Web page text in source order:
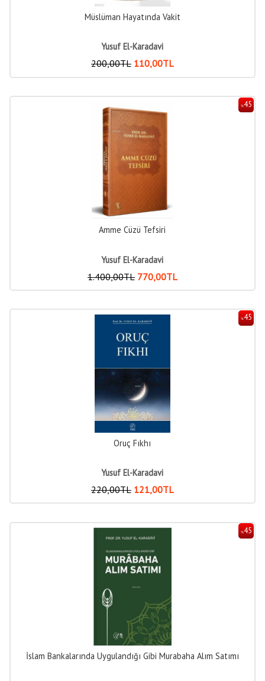
Müslüman Hayatında Vakit
Yusuf El-Karadavi
200,00TL 110,00TL
%45
Amme Cüzü Tefsiri
Yusuf El-Karadavi
1.400,00TL 770,00TL
%45
Oruç Fıkhı
Yusuf El-Karadavi
220,00TL 121,00TL
%45
İslam Bankalarında Uygulandığı Gibi Murabaha Alım Satımı